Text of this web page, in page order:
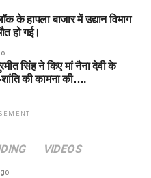
के हापला बाजार में उद्यान विभाग
हो गई।
सिंह ने किए मां नैना देवी के
की कामना की….
VIDEOS